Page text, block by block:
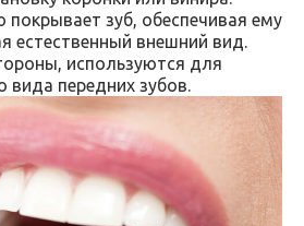
зуб, обеспечивая ему
естественный внешний вид.
используются для
вида передних зубов.